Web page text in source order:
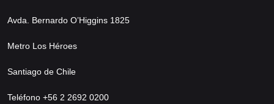
Avda. Bernardo O’Higgins 1825
Metro Los Héroes
Santiago de Chile
Teléfono +56 2 2692 0200